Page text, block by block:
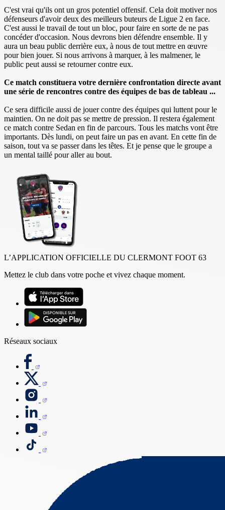
C'est vrai qu'ils ont un gros potentiel offensif. Cela doit motiver nos
défenseurs d'avoir deux des meilleurs buteurs de Ligue 2 en face.
C'est aussi le travail de tout un bloc, pour faire en sorte de ne pas
concéder d'occasion. Nous devrons bien défendre ensemble. Il y
aura un beau public derrière eux, à nous de tout mettre en œuvre
pour bien jouer. Si nous arrivons à marquer, à les malmener, le
public peut aussi se retourner contre eux.
Ce match constituera votre dernière confrontation directe avant
une série de rencontres contre des équipes de bas de tableau ...
Ce sera difficile aussi de jouer contre des équipes qui luttent pour le
maintien. On ne doit pas se mettre de pression. Il restera également
ce match contre Sedan en fin de parcours. Tous les matchs vont être
importants. Dès lundi, on peut faire un pas en avant. En cette fin de
saison, tout va se passer dans les têtes. Et je pense que le groupe a
un mental taillé pour aller au bout.
L’APPLICATION OFFICIELLE DU CLERMONT FOOT 63
Mettez le club dans votre poche et vivez chaque moment.
Réseaux sociaux